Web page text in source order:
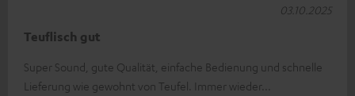
Teuflisch gut
Super Sound, gute Qualität, einfache Bedienung und schnelle
Lieferung wie gewohnt von Teufel. Immer wieder...
03.10.2025